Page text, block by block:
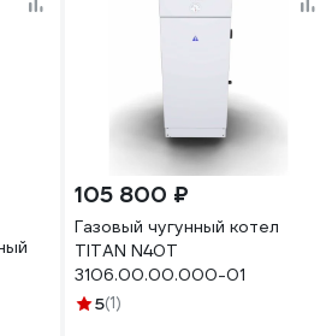
105 800 ₽
Газовый чугунный котел
TITAN N40T
3106.00.00.000-01
5(1)